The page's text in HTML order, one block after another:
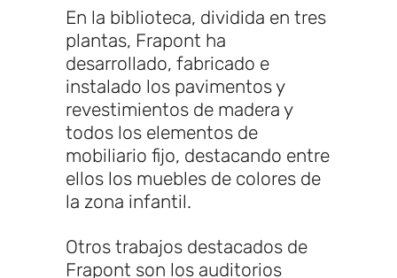
En la biblioteca, dividida en tres
plantas, Frapont ha
desarrollado, fabricado e
instalado los pavimentos y
revestimientos de madera y
todos los elementos de
mobiliario fijo, destacando entre
ellos los muebles de colores de
la zona infantil.
Otros trabajos destacados de
Frapont son los auditorios